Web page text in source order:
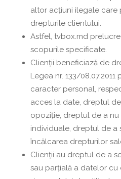
altor acțiuni ilegale
drepturile clientului.
Astfel, tvbox.md
scopurile specificate.
Clienții beneficiază de
Legea nr. 133/
caracter personal,
acces la date, dreptul
opoziție, dreptul de a
individuale, dreptul de a
încălcarea drepturilor
Clienții au dreptul de a
sau parțială a datelor